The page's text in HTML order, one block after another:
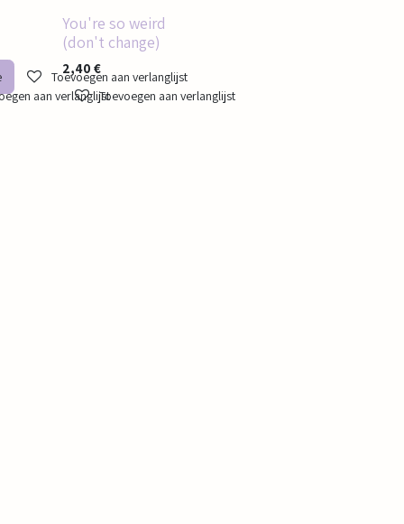
Toevoegen aan verlanglijst
aan verlanglijst
You're so weird
(don't change)
2,40 €
Toevoegen aan verlanglijst